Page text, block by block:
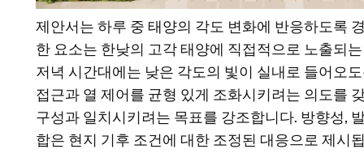
제안서는 하루 중 태양의 각도 변화에 반응하도록
한 요소는 한낮의 고각 태양에 직접적으로 노출되
저녁 시간대에는 낮은 각도의 빛이 실내로 들어오
접근과 열 제어를 균형 있게 조화시키려는 의도를
구성과 일치시키려는 목표를 강조합니다. 방향성,
합은 현지 기후 조건에 대한 조정된 대응으로 제시